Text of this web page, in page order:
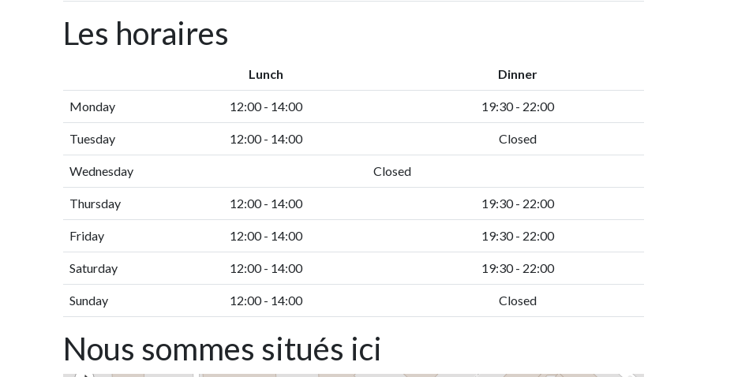
Les horaires
Lunch Dinner
Monday 12:00 - 14:00 19:30 - 22:00
Tuesday 12:00 - 14:00 Closed
Wednesday Closed
Thursday 12:00 - 14:00 19:30 - 22:00
Friday 12:00 - 14:00 19:30 - 22:00
Saturday 12:00 - 14:00 19:30 - 22:00
Sunday 12:00 - 14:00 Closed
Nous sommes situés ici